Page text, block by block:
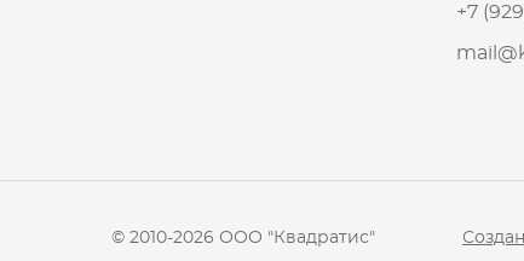
+7
© 2010-2026 ООО "Квадратис"